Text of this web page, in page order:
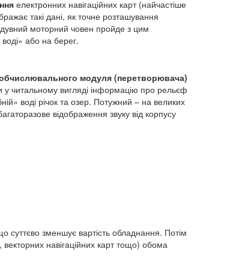
електронних навігаційних карт (найчастіше
такі дані, як точне розташування
моторний човен пройде з цим
або на берег.
модуля (перетворювача)
у читальному вигляді інформацію про рельєф
воді річок та озер. Потужний – на великих
відображення звуку від корпусу
суттєво зменшує вартість обладнання. Потім
навігаційних карт тощо) обома